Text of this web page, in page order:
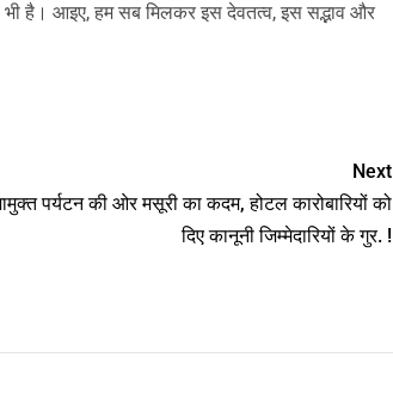
भी है। आइए, हम सब मिलकर इस देवतत्व, इस सद्भाव और
Next
पर्यटन की ओर मसूरी का कदम, होटल कारोबारियों को
दिए कानूनी जिम्मेदारियों के गुर. !